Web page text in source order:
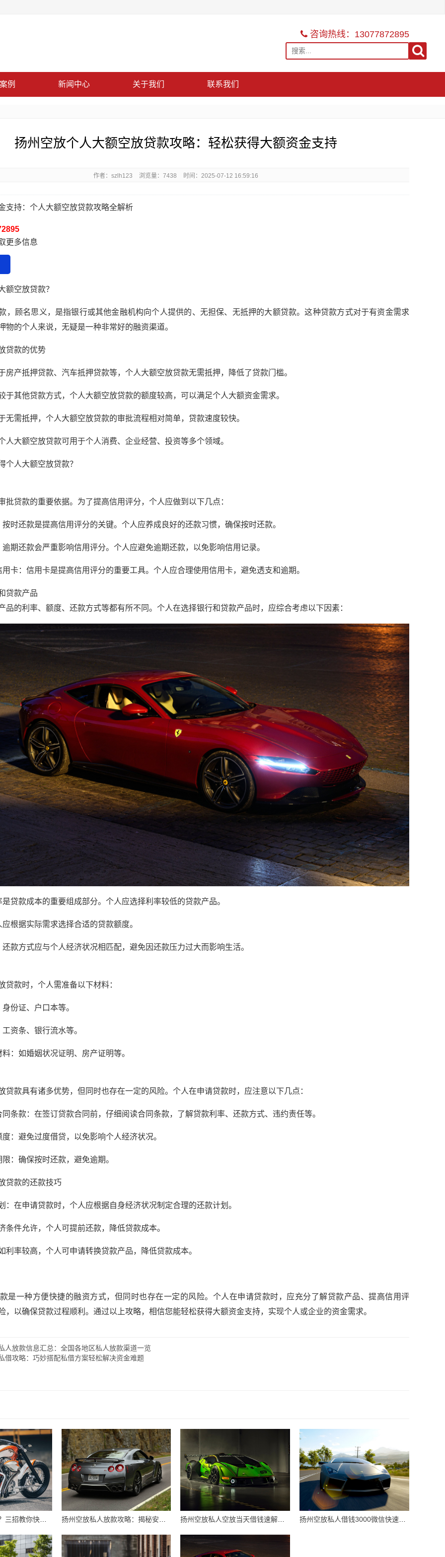
咨询热线：13077872895
例 新闻中心 关于我们 联系我们
扬州空放个人大额空放贷款攻略：轻松获得大额资金支持
作者：szlh123 浏览量：7438 时间：2025-07-12 16:59:16
支持：个人大额空放贷款攻略全解析
更多信息
额空放贷款？
，顾名思义，是指银行或其他金融机构向个人提供的、无担保、无抵押的大额贷款。这种贷款方式对于有资金需求
物的个人来说，无疑是一种非常好的融资渠道。
贷款的优势
房产抵押贷款、汽车抵押贷款等，个人大额空放贷款无需抵押，降低了贷款门槛。
于其他贷款方式，个人大额空放贷款的额度较高，可以满足个人大额资金需求。
无需抵押，个人大额空放贷款的审批流程相对简单，贷款速度较快。
人大额空放贷款可用于个人消费、企业经营、投资等多个领域。
个人大额空放贷款？
批贷款的重要依据。为了提高信用评分，个人应做到以下几点：
时还款是提高信用评分的关键。个人应养成良好的还款习惯，确保按时还款。
期还款会严重影响信用评分。个人应避免逾期还款，以免影响信用记录。
卡：信用卡是提高信用评分的重要工具。个人应合理使用信用卡，避免透支和逾期。
贷款产品
品的利率、额度、还款方式等都有所不同。个人在选择银行和贷款产品时，应综合考虑以下因素：
贷款成本的重要组成部分。个人应选择利率较低的贷款产品。
根据实际需求选择合适的贷款额度。
款方式应与个人经济状况相匹配，避免因还款压力过大而影响生活。
贷款时，个人需准备以下材料：
份证、户口本等。
资条、银行流水等。
：如婚姻状况证明、房产证明等。
贷款具有诸多优势，但同时也存在一定的风险。个人在申请贷款时，应注意以下几点：
条款：在签订贷款合同前，仔细阅读合同条款，了解贷款利率、还款方式、违约责任等。
：避免过度借贷，以免影响个人经济状况。
：确保按时还款，避免逾期。
贷款的还款技巧
：在申请贷款时，个人应根据自身经济状况制定合理的还款计划。
条件允许，个人可提前还款，降低贷款成本。
利率较高，个人可申请转换贷款产品，降低贷款成本。
是一种方便快捷的融资方式，但同时也存在一定的风险。个人在申请贷款时，应充分了解贷款产品、提高信用评
，以确保贷款过程顺利。通过以上攻略，相信您能轻松获得大额资金支持，实现个人或企业的资金需求。
人放款信息汇总：全国各地区私人放款渠道一览
借攻略：巧妙搭配私借方案轻松解决资金难题